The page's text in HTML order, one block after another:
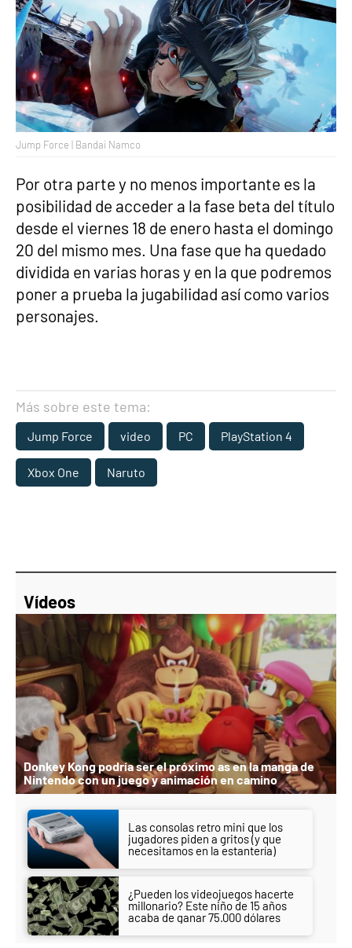
Jump Force | Bandai Namco
Por otra parte y no menos importante es la
posibilidad de acceder a la fase beta del título
desde el viernes 18 de enero hasta el domingo
20 del mismo mes. Una fase que ha quedado
dividida en varias horas y en la que podremos
poner a prueba la jugabilidad así como varios
personajes.
Más sobre este tema:
Jump Force video PC PlayStation 4
Xbox One Naruto
Vídeos
Donkey Kong podría ser el próximo as en la manga de
Nintendo con un juego y animación en camino
Las consolas retro mini que los
jugadores piden a gritos (y que
necesitamos en la estantería)
¿Pueden los videojuegos hacerte
millonario? Este niño de 15 años
acaba de ganar 75.000 dólares